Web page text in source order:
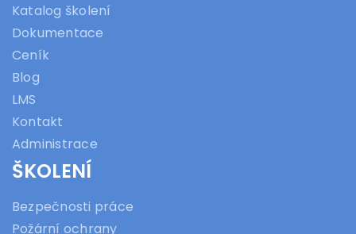
Katalog školení
Dokumentace
Ceník
Blog
LMS
Kontakt
Administrace
ŠKOLENÍ
Bezpečnosti práce
Požární ochrany